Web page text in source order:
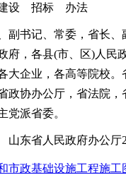
设 招标 办法
书记、常委，省长、
府，各县(市、区)人民
大企业，各高等院校。
政协办公厅，省法院，
党派省委。
山东省人民政府办公厅
市政基础设施工程施工